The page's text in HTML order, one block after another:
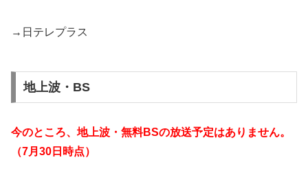
→日テレプラス
地上波・BS
今のところ、地上波・無料BSの放送予定はありません。
（7月30日時点）